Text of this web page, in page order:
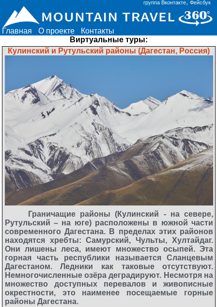
группа Вконтакте, Фейсбук
Главная О проекте
Контакты
Виртуальные туры:
Кулинский и Рутульский районы (Дагестан, Россия)
Граничащие районы (Кулинский - на севере,
Рутульский – на юге) расположены в южной части
современного Дагестана. В пределах этих районов
находятся хребты: Самурский, Чульты, Хултайдаг.
Они лишены леса, имеют множество осыпей. Эта
горная часть республики называется Сланцевым
Дагестаном. Ледники как таковые отсутствуют.
Немногочисленные озёра деградируют. Несмотря на
множество доступных перевалов и живописные
окрестности, это наименее посещаемые горные
районы Дагестана.